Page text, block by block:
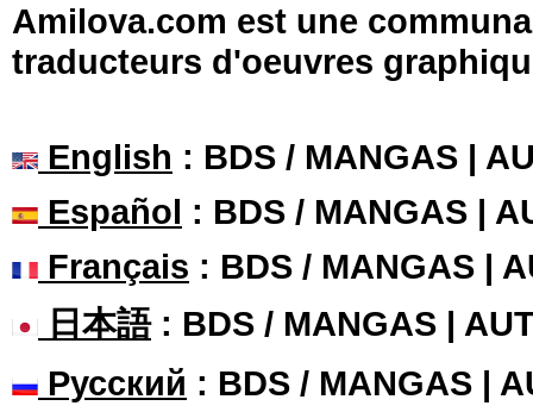
Amilova.com est une
traducteurs d'oeuvres
English : BDS / MANGAS |
Español : BDS / MANGAS |
Français : BDS / MANGAS |
日本語: BDS / MANGAS |
Русский : BDS / MANGAS |